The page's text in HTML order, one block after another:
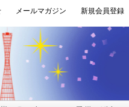
メールマガジン 新規会員登録